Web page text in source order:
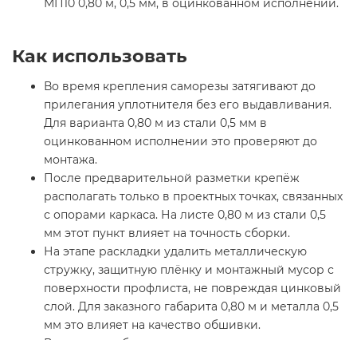
МП10 0,80 м, 0,5 мм, в оцинкованном исполнении.
Как использовать
Во время крепления саморезы затягивают до
прилегания уплотнителя без его выдавливания.
Для варианта 0,80 м из стали 0,5 мм в
оцинкованном исполнении это проверяют до
монтажа.
После предварительной разметки крепёж
располагать только в проектных точках, связанных
с опорами каркаса. На листе 0,80 м из стали 0,5
мм этот пункт влияет на точность сборки.
На этапе раскладки удалить металлическую
стружку, защитную плёнку и монтажный мусор с
поверхности профлиста, не повреждая цинковый
слой. Для заказного габарита 0,80 м и металла 0,5
мм это влияет на качество обшивки.